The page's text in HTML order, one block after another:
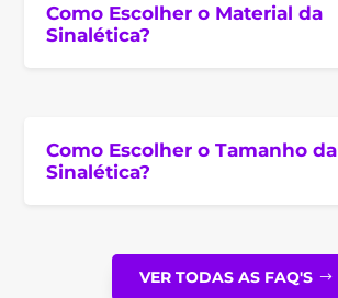
Como Escolher o Material da
Sinalética?
Como Escolher o Tamanho da
Sinalética?
VER TODAS AS FAQ'S